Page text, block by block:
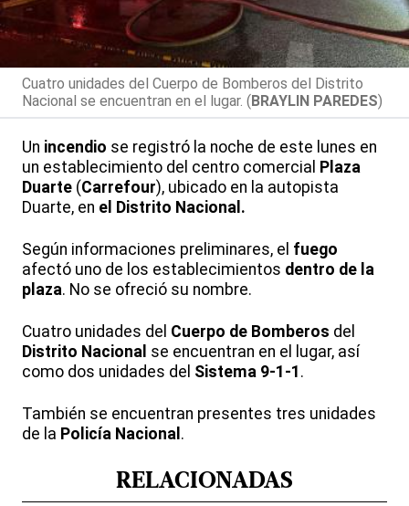
Cuatro unidades del Cuerpo de Bomberos del Distrito
Nacional se encuentran en el lugar. (BRAYLIN PAREDES)
Un incendio se registró la noche de este lunes en
un establecimiento del centro comercial Plaza
Duarte (Carrefour), ubicado en la autopista
Duarte, en el Distrito Nacional.
Según informaciones preliminares, el fuego
afectó uno de los establecimientos dentro de la
plaza. No se ofreció su nombre.
Cuatro unidades del Cuerpo de Bomberos del
Distrito Nacional se encuentran en el lugar, así
como dos unidades del Sistema 9-1-1 .
También se encuentran presentes tres unidades
de la Policía Nacional .
RELACIONADAS